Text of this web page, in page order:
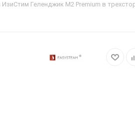
ИзиСтим Геленджик М2 Premium в